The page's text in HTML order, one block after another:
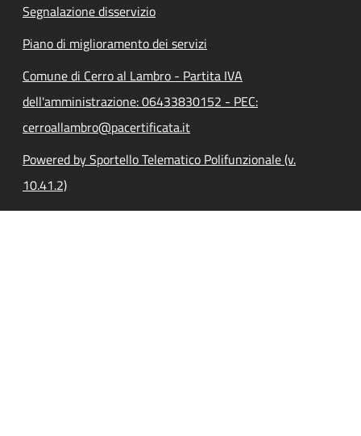
Segnalazione disservizio
Piano di miglioramento dei servizi
Comune di Cerro al Lambro - Partita IVA
dell'amministrazione: 06433830152 - PEC:
cerroallambro@pacertificata.it
Powered by Sportello Telematico Polifunzionale (v.
10.41.2)